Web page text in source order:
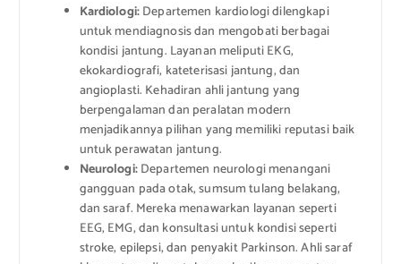
Kardiologi:Departemen kardiologi dilengkapi
untuk mendiagnosis dan mengobati berbagai
kondisi jantung. Layanan meliputi EKG,
ekokardiografi, kateterisasi jantung, dan
angioplasti. Kehadiran ahli jantung yang
berpengalaman dan peralatan modern
menjadikannya pilihan yang memiliki reputasi baik
untuk perawatan jantung.
Neurologi:Departemen neurologi menangani
gangguan pada otak, sumsum tulang belakang,
dan saraf. Mereka menawarkan layanan seperti
EEG, EMG, dan konsultasi untuk kondisi seperti
stroke, epilepsi, dan penyakit Parkinson. Ahli saraf